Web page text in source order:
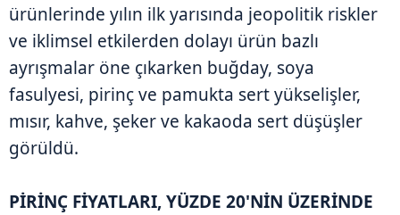
ürünlerinde yılın ilk yarısında jeopolitik riskler
ve iklimsel etkilerden dolayı ürün bazlı
ayrışmalar öne çıkarken buğday, soya
fasulyesi, pirinç ve pamukta sert yükselişler,
mısır, kahve, şeker ve kakaoda sert düşüşler
görüldü.
PİRİNÇ FİYATLARI, YÜZDE 20'NİN ÜZERİNDE